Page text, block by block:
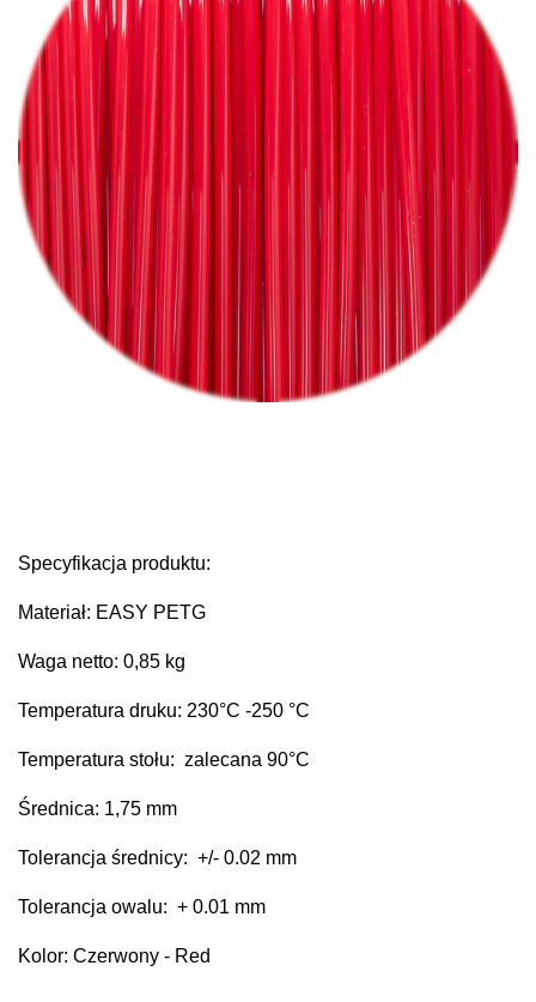
Specyfikacja produktu:
Materiał: EASY PETG
Waga netto: 0,85 kg
Temperatura druku: 230°C -250 °C
Temperatura stołu: zalecana 90°C
Średnica: 1,75 mm
Tolerancja średnicy: +/- 0.02 mm
Tolerancja owalu: + 0.01 mm
Kolor: Czerwony - Red